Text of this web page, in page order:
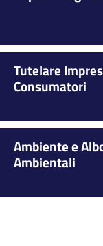
Tutelare
Consumatori
Ambiente e
Ambientali